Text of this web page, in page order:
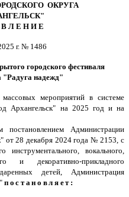
ОКРУГА
Л Е Н И Е
г. № 1486
городского фестиваля
"Радуга надежд"
мероприятий в системе
Архангельск" на 2025 год и на
Администрации
от 28 декабря 2024 года № 2153, с
инструментального, вокального,
и декоративно-прикладного
детей, Администрация
постановляет: